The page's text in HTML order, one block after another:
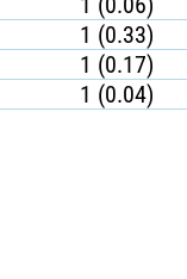
1 (0.33)
1 (0.17)
1 (0.04)